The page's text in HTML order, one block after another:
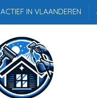
ACTIEF IN VLAANDEREN